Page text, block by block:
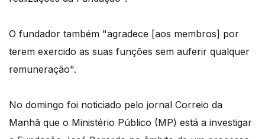
O fundador também "agradece [aos membros] por
terem exercido as suas funções sem auferir qualquer
remuneração".
No domingo foi noticiado pelo jornal Correio da
Manhã que o Ministério Público (MP) está a investigar